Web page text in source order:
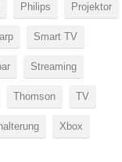
Philips Projektor
Smart TV
Streaming
Thomson TV
Xbox